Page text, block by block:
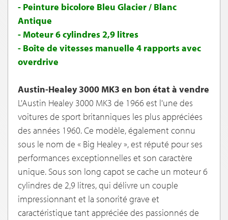
- Peinture bicolore Bleu Glacier / Blanc
Antique
- Moteur 6 cylindres 2,9 litres
- Boîte de vitesses manuelle 4 rapports avec
overdrive
Austin-Healey 3000 MK3 en bon état à vendre
L'Austin Healey 3000 MK3 de 1966 est l'une des
voitures de sport britanniques les plus appréciées
des années 1960. Ce modèle, également connu
sous le nom de « Big Healey », est réputé pour ses
performances exceptionnelles et son caractère
unique. Sous son long capot se cache un moteur 6
cylindres de 2,9 litres, qui délivre un couple
impressionnant et la sonorité grave et
caractéristique tant appréciée des passionnés de